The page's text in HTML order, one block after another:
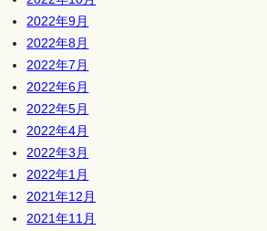
2022年9月
2022年8月
2022年7月
2022年6月
2022年5月
2022年4月
2022年3月
2022年1月
2021年12月
2021年11月